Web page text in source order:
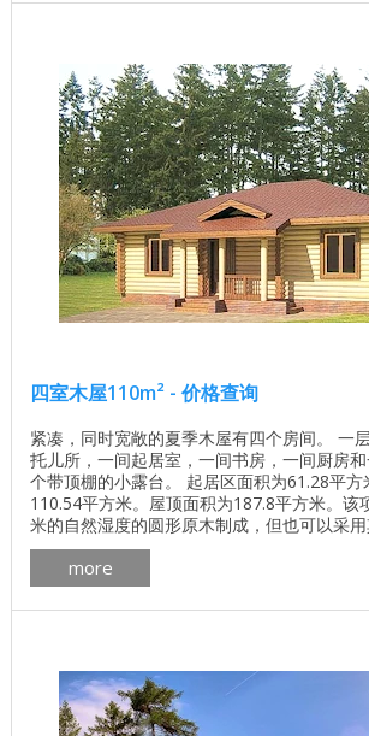
四室木屋110m² - 价格查询
紧凑，同时宽敞的夏季木屋有四个房间。 一
托儿所，一间起居室，一间书房，一间厨房
个带顶棚的小露台。 起居区面积为61.28平方
110.54平方米。屋顶面积为187.8平方米。该
米的自然湿度的圆形原木制成，但也可以采
地的价格 独立计算基础价格 所有建筑工程在
找出价格 木屋的最佳项目 墙壁材料最佳住宅
4 生活区 61.28平方米 总面积 110.54平方米 一
more